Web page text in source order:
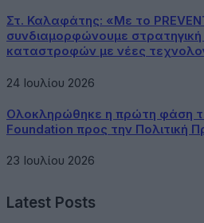
Στ. Καλαφάτης: «Με το
συνδιαμορφώνουμε
καταστροφών με νέες
24 Ιουλίου 2026
Ολοκληρώθηκε η πρώτη φάση
Foundation προς την Πολιτική
23 Ιουλίου 2026
Latest Posts